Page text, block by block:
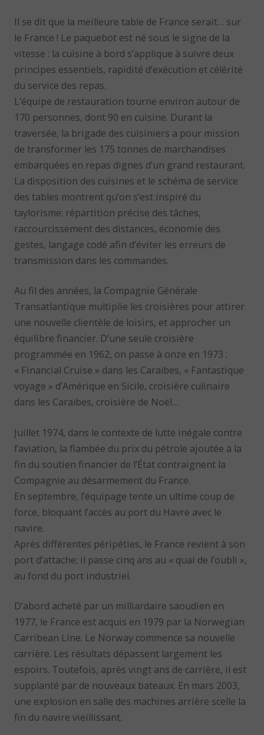
Il se dit que la meilleure table de France serait… sur
le France ! Le paquebot est né sous le signe de la
vitesse : la cuisine à bord s’applique à suivre deux
principes essentiels, rapidité d’exécution et célérité
du service des repas.
L’équipe de restauration tourne environ autour de
170 personnes, dont 90 en cuisine. Durant la
traversée, la brigade des cuisiniers a pour mission
de transformer les 175 tonnes de marchandises
embarquées en repas dignes d’un grand restaurant.
La disposition des cuisines et le schéma de service
des tables montrent qu’on s’est inspiré du
taylorisme: répartition précise des tâches,
raccourcissement des distances, économie des
gestes, langage codé afin d’éviter les erreurs de
transmission dans les commandes.
Au fil des années, la Compagnie Générale
Transatlantique multiplie les croisières pour attirer
une nouvelle clientèle de loisirs, et approcher un
équilibre financier. D’une seule croisière
programmée en 1962, on passe à onze en 1973 :
« Financial Cruise » dans les Caraïbes, « Fantastique
voyage » d’Amérique en Sicile, croisière culinaire
dans les Caraïbes, croisière de Noël…
Juillet 1974, dans le contexte de lutte inégale contre
l’aviation, la flambée du prix du pétrole ajoutée à la
fin du soutien financier de l’État contraignent la
Compagnie au désarmement du France.
En septembre, l’équipage tente un ultime coup de
force, bloquant l’accès au port du Havre avec le
navire.
Après différentes péripéties, le France revient à son
port d’attache; il passe cinq ans au « quai de l’oubli »,
au fond du port industriel.
D’abord acheté par un milliardaire saoudien en
1977, le France est acquis en 1979 par la Norwegian
Carribean Line. Le Norway commence sa nouvelle
carrière. Les résultats dépassent largement les
espoirs. Toutefois, après vingt ans de carrière, il est
supplanté par de nouveaux bateaux. En mars 2003,
une explosion en salle des machines arrière scelle la
fin du navire vieillissant.